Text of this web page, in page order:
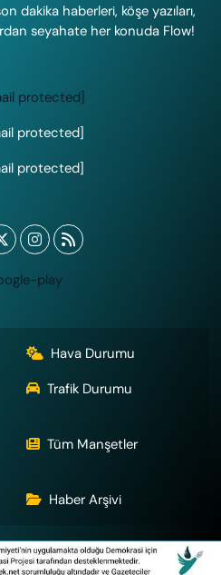
dakika haberleri, köşe yazıları,
seyahate her konuda Flow!
protected]
protected]
protected]
Hava Durumu
Trafik Durumu
Tüm Manşetler
Haber Arşivi